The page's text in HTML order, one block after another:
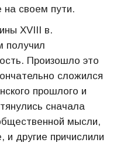
на своем пути.
XVIII в.
получил
Произошло это
сложился
прошлого и
сначала
мысли,
и другие причислили